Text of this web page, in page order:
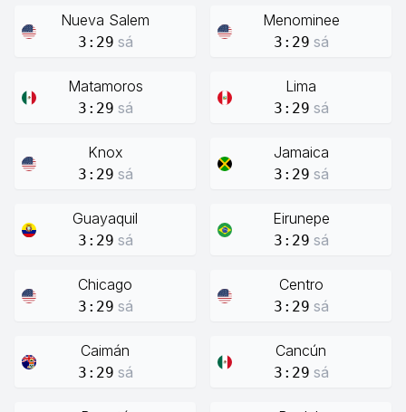
Nueva Salem
3:29 sá
Menominee
3:29 sá
Matamoros
3:29 sá
Lima
3:29 sá
Knox
3:29 sá
Jamaica
3:29 sá
Guayaquil
3:29 sá
Eirunepe
3:29 sá
Chicago
3:29 sá
Centro
3:29 sá
Caimán
3:29 sá
Cancún
3:29 sá